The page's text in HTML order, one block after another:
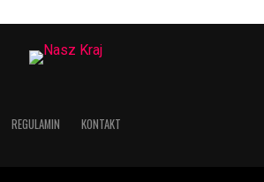
REGULAMIN KONTAKT